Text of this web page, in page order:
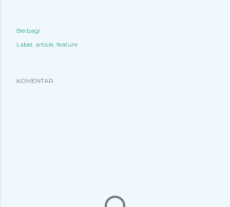
Berbagi
Label: article feature
KOMENTAR